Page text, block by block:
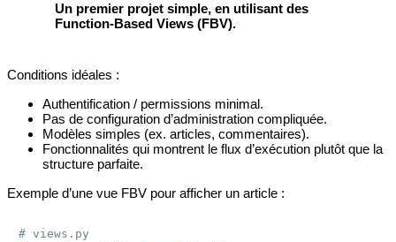
Un premier projet simple, en utilisant des
Function-Based Views (FBV).
Conditions idéales :
Authentification / permissions minimal.
Pas de configuration d’administration compliquée.
Modèles simples (ex. articles, commentaires).
Fonctionnalités qui montrent le flux d’exécution plutôt que la
structure parfaite.
Exemple d’une vue FBV pour afficher un article :
# views.py